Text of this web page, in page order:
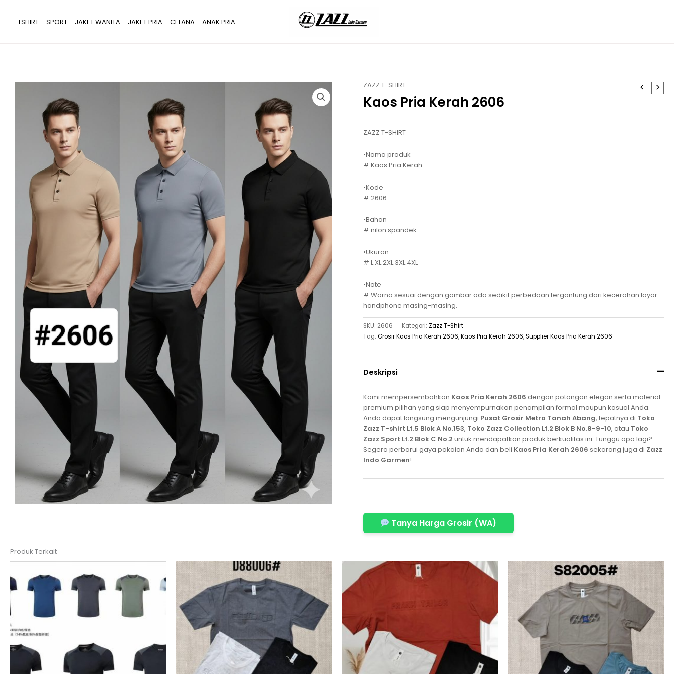
kontenTSHIRT SPORT JAKET WANITA JAKET PRIA CELANA ANAK PRIA
ZAZZ T-SHIRT
Kaos Pria Kerah 2606
ZAZZ T-SHIRT
•Nama produk
# Kaos Pria Kerah
•Kode
# 2606
•Bahan
# nilon spandek
•Ukuran
# L XL 2XL 3XL 4XL
•Note
# Warna sesuai dengan gambar ada sedikit perbedaan tergantung dari kecerahan layar
handphone masing-masing.
SKU: 2606 Kategori: Zazz T-Shirt
Tag:Grosir Kaos Pria Kerah 2606,Kaos Pria Kerah 2606,Supplier Kaos Pria Kerah 2606
Deskripsi
Kami mempersembahkan Kaos Pria Kerah 2606 dengan potongan elegan serta material
premium pilihan yang siap menyempurnakan penampilan formal maupun kasual Anda.
Anda dapat langsung mengunjungi Pusat Grosir Metro Tanah Abang, tepatnya di Toko
Zazz T-shirt Lt.5 Blok A No.153, Toko Zazz Collection Lt.2 Blok B No.8-9-10, atau Toko
Zazz Sport Lt.2 Blok C No.2 untuk mendapatkan produk berkualitas ini. Tunggu apa lagi?
Segera perbarui gaya pakaian Anda dan beli Kaos Pria Kerah 2606 sekarang juga di Zazz
Indo Garmen!
Tanya Harga Grosir (WA)
Produk Terkait